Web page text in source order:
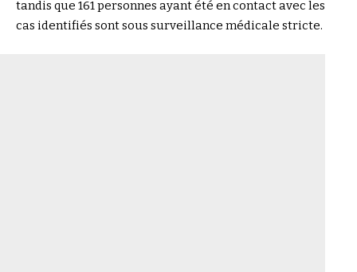
tandis que 161 personnes ayant été en contact avec les
cas identifiés sont sous surveillance médicale stricte.